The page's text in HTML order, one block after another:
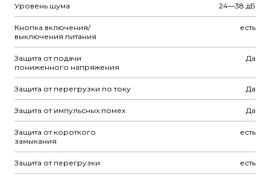
Уровень шума 24—38 дБ
Кнопка включения/
выключения питания
есть
Защита от подачи
пониженного напряжения
Да
Защита от перегрузки по току Да
Защита от импульсных помех Да
Защита от короткого
замыкания
есть
Защита от перегрузки есть